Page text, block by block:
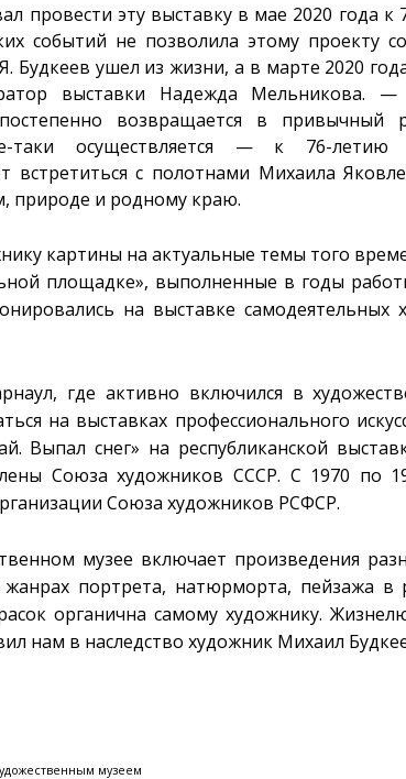
провести эту выставку в мае 2020 года к
событий не позволила этому проекту
Будкеев ушел из жизни, а в марте 2020
выставки Надежда Мельникова.
возвращается в привычный
таки осуществляется — к 76-летию
встретиться с полотнами Михаила
природе и родному краю.
картины на актуальные темы того
площадке», выполненные в годы
на выставке самодеятельных
где активно включился в
на выставках профессионального
Выпал снег» на республиканской
Союза художников СССР. С 1970 по
Союза художников РСФСР.
музее включает произведения
портрета, натюрморта, пейзажа в
органична самому художнику.
нам в наследство художник Михаил
музеем